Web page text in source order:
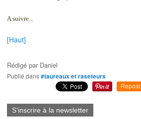
A suivre...
[Haut]
Rédigé par Daniel
Publié dans#taureaux et raseteurs
Repost
S'inscrire à la newsletter